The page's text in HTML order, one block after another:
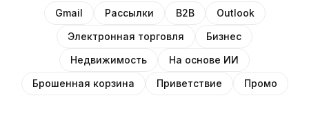
Gmail Рассылки B2B
Outlook
Электронная торговля
Бизнес
Недвижимость
На основе ИИ
Брошенная корзина
Приветствие Промо